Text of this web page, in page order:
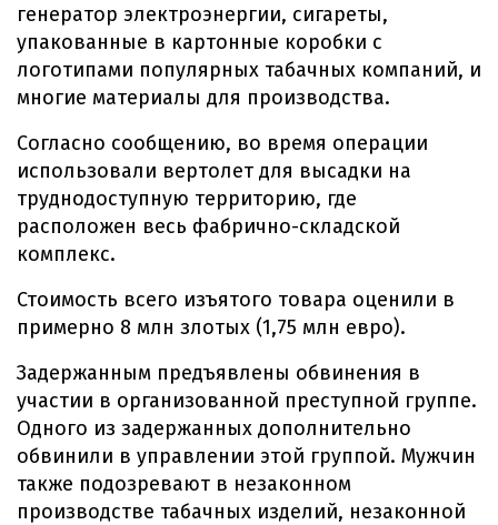
генератор электроэнергии, сигареты,
упакованные в картонные коробки с
логотипами популярных табачных компаний, и
многие материалы для производства.
Согласно сообщению, во время операции
использовали вертолет для высадки на
труднодоступную территорию, где
расположен весь фабрично-складской
комплекс.
Стоимость всего изъятого товара оценили в
примерно 8 млн злотых (1,75 млн евро).
Задержанным предъявлены обвинения в
участии в организованной преступной группе.
Одного из задержанных дополнительно
обвинили в управлении этой группой. Мужчин
также подозревают в незаконном
производстве табачных изделий, незаконной